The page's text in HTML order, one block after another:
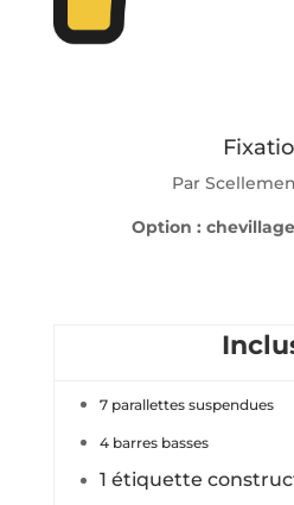
Par
Option :
7 parallettes suspendues
4 barres basses
1 étiquette